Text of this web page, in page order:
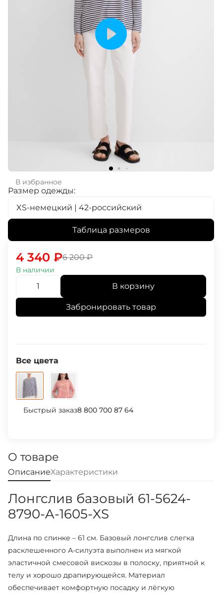
В избранное
Размер одежды:
XS-немецкий | 42-российский
Таблица размеров
6 200₽
4 340 ₽
В наличии
В корзину
Забронировать товар
Все цвета
Быстрый заказ8 800 700 87 64
О товаре
ОписаниеХарактеристики
Лонгслив базовый 61-5624-
8790-A-1605-XS
Длина по спинке – 61 см. Базовый лонгслив слегка
расклешенного А-силуэта выполнен из мягкой
эластичной смесовой вискозы в полоску, приятной к
телу и хорошо драпирующейся. Материал
обеспечивает комфортную посадку и лёгкую